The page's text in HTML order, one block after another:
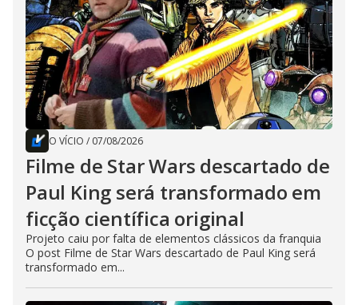
O VÍCIO / 07/08/2026
Filme de Star Wars descartado de
Paul King será transformado em
ficção científica original
Projeto caiu por falta de elementos clássicos da franquia
O post Filme de Star Wars descartado de Paul King será
transformado em...